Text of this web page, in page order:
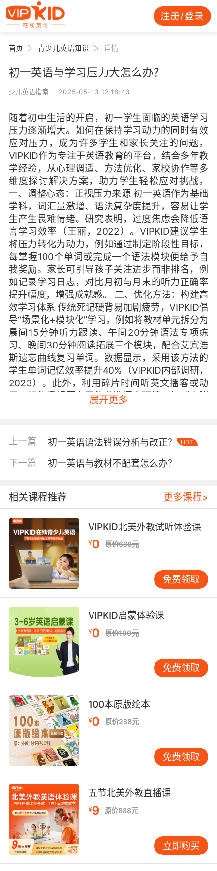
注册/登录
首页 青少儿英语知识 详情
初一英语与学习压力大怎么办？
少儿英语指南 2025-05-13 12:16:43
随着初中生活的开启，初一学生面临的英语学习
压力逐渐增大。如何在保持学习动力的同时有效
应对压力，成为许多学生和家长关注的问题。
VIPKID作为专注于英语教育的平台，结合多年教
学经验，从心理调适、方法优化、家校协作等多
维度探讨解决方案，助力学生轻松应对挑战。
一、调整心态：正视压力来源 初一英语作为基础
学科，词汇量激增、语法复杂度提升，容易让学
生产生畏难情绪。研究表明，过度焦虑会降低语
言学习效率（王丽，2022）。VIPKID建议学生
将压力转化为动力，例如通过制定阶段性目标，
每掌握100个单词或完成一个语法模块便给予自
我奖励。家长可引导孩子关注进步而非排名，例
如记录学习日志，对比月初与月末的听力正确率
提升幅度，增强成就感。 二、优化方法：构建高
效学习体系 传统死记硬背易加剧疲劳，VIPKID倡
导“场景化+模块化”学习。例如将教材单元拆分为
晨间15分钟听力跟读、午间20分钟语法专项练
习、晚间30分钟阅读拓展三个模块，配合艾宾浩
斯遗忘曲线复习单词。数据显示，采用该方法的
学生单词记忆效率提升40%（VIPKID内部调研，
2023）。此外，利用碎片时间听英文播客或动
画，既能缓解压力又能营造语言环境，如《小猪
佩奇》单集重复观看可强化日常表达。 三、家校
减轻负担，如基础层完成课本习题，进阶层尝试
配音挑战。家长则需避免过度干预，例如将“今天
背了多少单词”改为“这周学会了哪个有趣的句
型”。VIPKID数据显示，家庭氛围轻松的学生课外
过桌游、歌曲等互动形式，能让学习压力无形中
释放。 四、兴趣驱动：挖掘学科魅力 将英语学习
与兴趣爱好结合可显著降低抵触情绪。例如喜欢
篮球的学生可通过NBA赛事英文解说积累术语，
动漫爱好者可分析日剧台词结构。VIPKID案例显
示，某学生通过改编《哈利波特》台词进行口语
练习，三个月内演讲自信度提升显著。教师亦可
设计“用英语介绍家乡”等项目式作业，让语言输
出更具实用性。 结语 初一英语压力管理需多方联
动：学生建立“每日微目标”习惯，家长转变评价
视角，学校提供个性化资源。VIPKID教学实践表
明，采用“心理疏导-方法革新-环境优化”组合策略
的学生，学期焦虑指数平均下降28个百分点。未
来教育者可进一步探索AI自适应学习系统在压力
预警中的应用，让语言习得回归快乐本质。
展开更多
上一篇 初一英语语法错误分析与改正？ HOT
下一篇 初一英语与教材不配套怎么办？
相关课程推荐 更多课程>
VIPKID北美外教试听体验课
¥0 原价688元
免费领取
VIPKID启蒙体验课
¥0 原价100元
免费领取
100本原版绘本
¥0 原价288元
免费领取
五节北美外教直播课
¥9 原价888元
立即购买